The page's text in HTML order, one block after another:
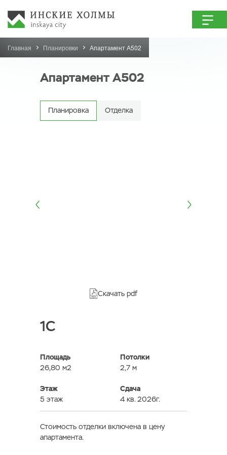
Главная Планировки Апартамент А502
Апартамент А502
Планировка Отделка
Скачать pdf
1C
Площадь
26,80 м2
Потолки
2,7 м
Этаж
5 этаж
Сдача
4 кв. 2026г.
Стоимость отделки включена в цену
апартамента.